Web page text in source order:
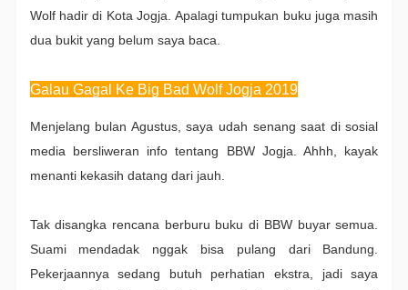
Wolf hadir di Kota Jogja. Apalagi tumpukan buku juga masih
dua bukit yang belum saya baca.
Galau Gagal Ke Big Bad Wolf Jogja 2019
Menjelang bulan Agustus, saya udah senang saat di sosial
media bersliweran info tentang BBW Jogja. Ahhh, kayak
menanti kekasih datang dari jauh.
Tak disangka rencana berburu buku di BBW buyar semua.
Suami mendadak nggak bisa pulang dari Bandung.
Pekerjaannya sedang butuh perhatian ekstra, jadi saya